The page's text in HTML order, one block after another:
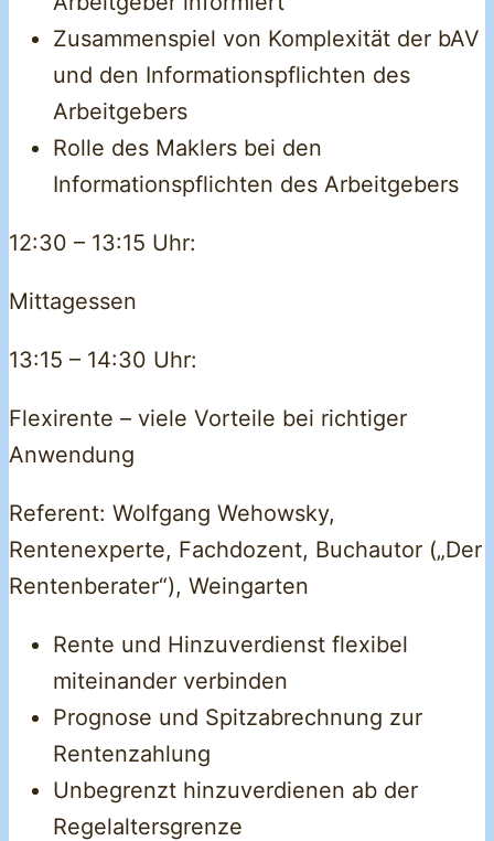
Zusammenspiel von Komplexität der bAV
und den Informationspflichten des
Arbeitgebers
Rolle des Maklers bei den
Informationspflichten des Arbeitgebers
12:30 – 13:15 Uhr:
Mittagessen
13:15 – 14:30 Uhr:
Flexirente – viele Vorteile bei richtiger
Anwendung
Referent: Wolfgang Wehowsky,
Rentenexperte, Fachdozent, Buchautor („Der
Rentenberater“), Weingarten
Rente und Hinzuverdienst flexibel
miteinander verbinden
Prognose und Spitzabrechnung zur
Rentenzahlung
Unbegrenzt hinzuverdienen ab der
Regelaltersgrenze